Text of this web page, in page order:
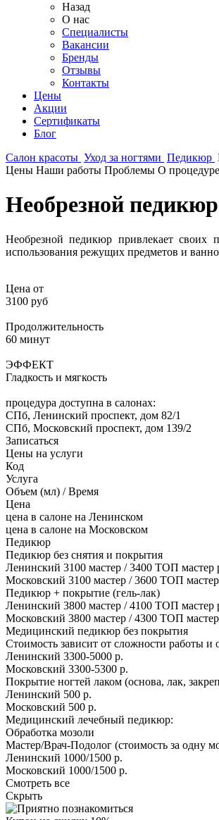
Назад
О нас
Специалисты
Вакансии
Бренды
Отзывы
Контакты
Цены
Акции
Сертификаты
Блог
Салон красоты Уход за ногтями Педикюр
Цены Наши работы Проблемы О процедуре
Необрезной педикюр
Необрезной педикюр привлекает своих
использования режущих предметов и
Цена от
3100 руб
Продолжительность
60 минут
ЭФФЕКТ
Гладкость и мягкость
процедура доступна в салонах:
СПб, Ленинский проспект, дом 82/1
СПб, Московский проспект, дом 139/2
Записаться
Цены на услуги
Код
Услуга
Объем (мл) / Время
Цена
цена в салоне на Ленинском
цена в салоне на Московском
Педикюр
Педикюр без снятия и покрытия
Ленинский 3100 мастер / 3400 ТОП мастер
Московский 3100 мастер / 3600 ТОП
Педикюр + покрытие (гель-лак)
Ленинский 3800 мастер / 4100 ТОП мастер
Московский 3800 мастер / 4300 ТОП
Медицинский педикюр без покрытия
Стоимость зависит от сложности работы
Ленинский 3300-5000 р.
Московский 3300-5300 р.
Покрытие ногтей лаком (основа, лак,
Ленинский 500 р.
Московский 500 р.
Медицинский лечебный педикюр:
Обработка мозоли
Мастер/Врач-Подолог (стоимость за одну
Ленинский 1000/1500 р.
Московский 1000/1500 р.
Смотреть все
Скрыть